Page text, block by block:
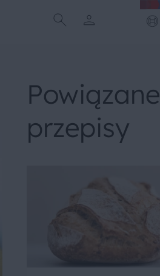
Powiązane
przepisy